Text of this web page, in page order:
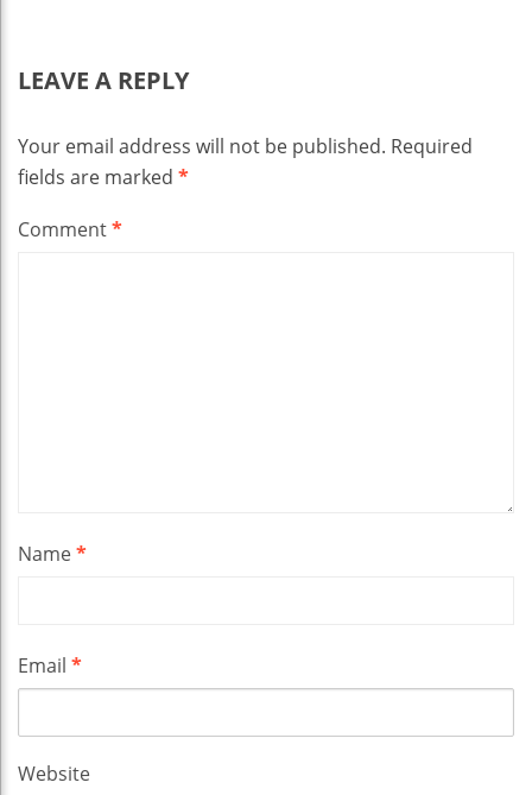
LEAVE A REPLY
Your email address will not be published. Required
fields are marked *
Comment*
Name*
Email *
Website